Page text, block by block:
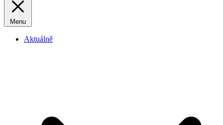
Menu
Aktuálně